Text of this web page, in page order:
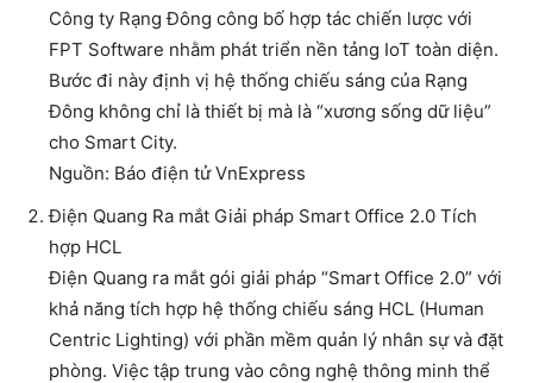
Công ty Rạng Đông công bố hợp tác chiến lược với
FPT Software nhằm phát triển nền tảng IoT toàn diện.
Bước đi này định vị hệ thống chiếu sáng của Rạng
Đông không chỉ là thiết bị mà là “xương sống dữ liệu”
cho Smart City.
Nguồn: Báo điện tử VnExpress
Điện Quang Ra mắt Giải pháp Smart Office 2.0 Tích
hợp HCL
Điện Quang ra mắt gói giải pháp “Smart Office 2.0” với
khả năng tích hợp hệ thống chiếu sáng HCL (Human
Centric Lighting) với phần mềm quản lý nhân sự và đặt
phòng. Việc tập trung vào công nghệ thông minh thể